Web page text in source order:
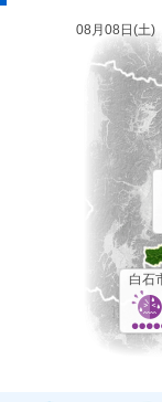
08月08日(土)
白石